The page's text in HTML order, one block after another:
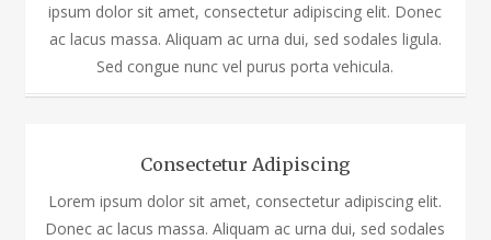
ipsum dolor sit amet, consectetur adipiscing elit. Donec
ac lacus massa. Aliquam ac urna dui, sed sodales ligula.
Sed congue nunc vel purus porta vehicula.
Consectetur Adipiscing
Lorem ipsum dolor sit amet, consectetur adipiscing elit.
Donec ac lacus massa. Aliquam ac urna dui, sed sodales